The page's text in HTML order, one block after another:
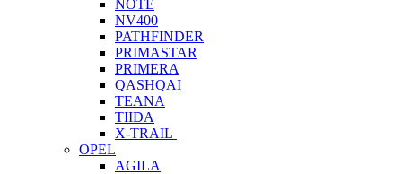
NOTE
NV400
PATHFINDER
PRIMASTAR
PRIMERA
QASHQAI
TEANA
TIIDA
X-TRAIL
OPEL
AGILA